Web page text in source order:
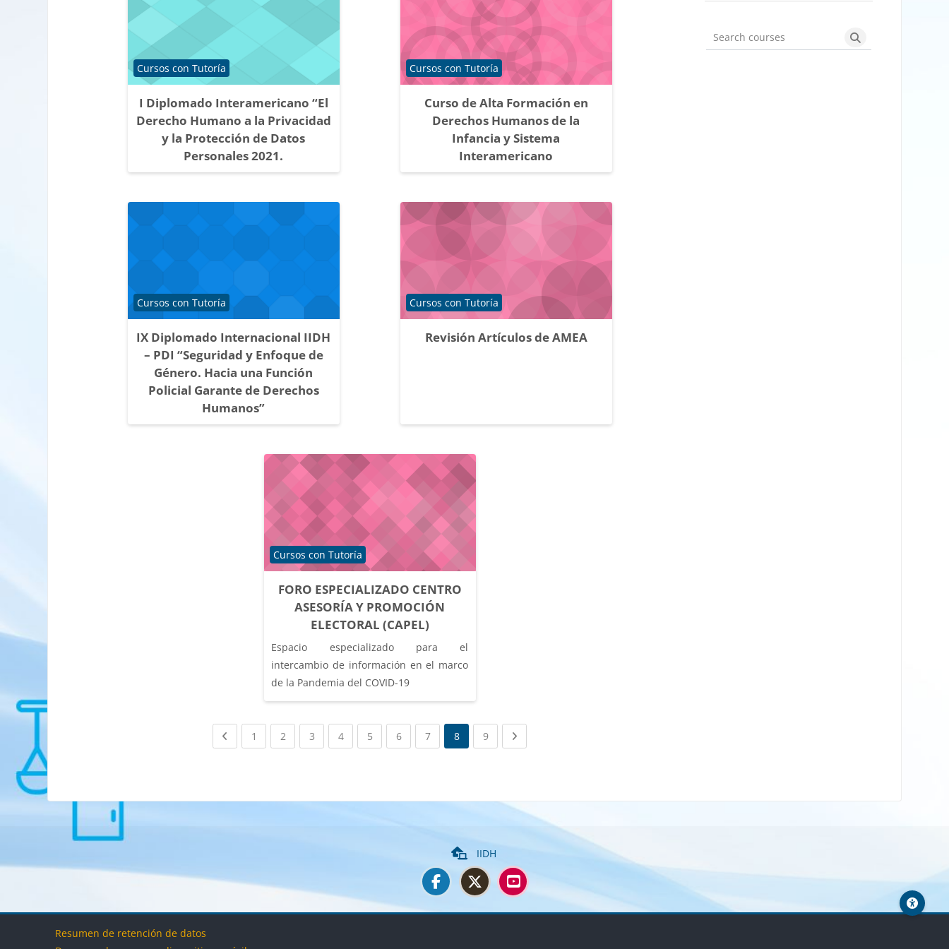
I Diplomado Interamericano “El
Derecho Humano a la Privacidad
y la Protección de Datos
Personales 2021.
Categoría de cursos
Cursos con Tutoría
Curso de Alta Formación en
Derechos Humanos de la
Infancia y Sistema
Interamericano
Categoría de cursos
Cursos con Tutoría
IX Diplomado Internacional IIDH
– PDI “Seguridad y Enfoque de
Género. Hacia una Función
Policial Garante de Derechos
Humanos”
Categoría de cursos
Cursos con Tutoría
Revisión Artículos de AMEA
Categoría de cursos
Cursos con Tutoría
FORO ESPECIALIZADO CENTRO
ASESORÍA Y PROMOCIÓN
ELECTORAL (CAPEL)
Categoría de cursos
Cursos con Tutoría
Espacio especializado para el
intercambio de información en el marco
de la Pandemia del COVID-19
Previous page
1 (current)
2(current)
3(current)
4(current)
5(current)
6(current)
7(current)
8 9(current)
Search courses Search courses
IIDH
Bloques
Resumen de retención de datos